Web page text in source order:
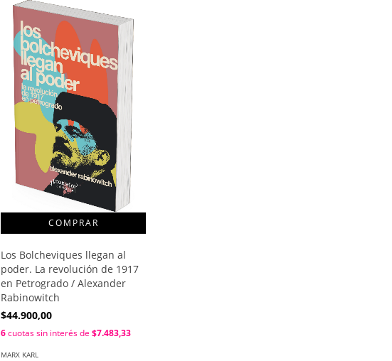
Los Bolcheviques llegan al
poder. La revolución de 1917
en Petrogrado / Alexander
Rabinowitch
$44.900,00
6cuotas sin interés de$7.483,33
MARX KARL